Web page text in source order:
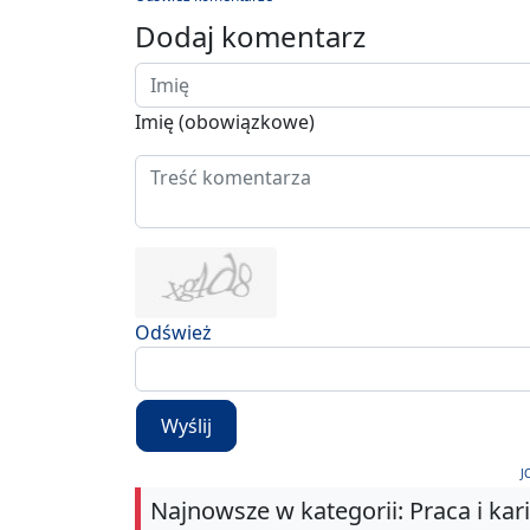
Dodaj komentarz
Imię (obowiązkowe)
Odśwież
Wyślij
Najnowsze w kategorii: Praca i